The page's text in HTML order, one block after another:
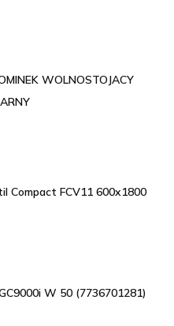
WOLNOSTOJACY
Compact FCV11 600x1800
W 50 (7736701281)